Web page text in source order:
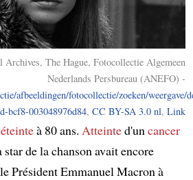
The Hague, Fotocollectie Algemeen
Nederlands Persbureau (ANEFO) -
afbeeldingen/fotocollectie/zoeken/weergave/
bcf8-003048976d84,CC BY-SA 3.0 nl,Link
à 80 ans. Atteinted'uncancer
de la chanson avait encore
Président Emmanuel Macron à